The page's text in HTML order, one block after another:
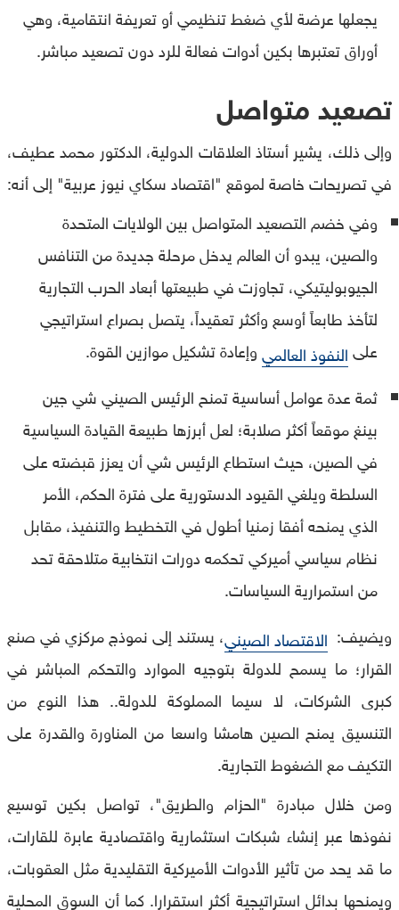
يجعلها عرضة لأي ضغط تنظيمي أو تعريفة انتقامية، وهي
أوراق تعتبرها بكين أدوات فعالة للرد دون تصعيد مباشر.
تصعيد متواصل
وإلى ذلك، يشير أستاذ العلاقات الدولية، الدكتور محمد عطيف،
في تصريحات خاصة لموقع "اقتصاد سكاي نيوز عربية" إلى أنه:
وفي خضم التصعيد المتواصل بين الولايات المتحدة
والصين، يبدو أن العالم يدخل مرحلة جديدة من التنافس
الجيوبوليتيكي، تجاوزت في طبيعتها أبعاد الحرب التجارية
لتأخذ طابعاً أوسع وأكثر تعقيداً، يتصل بصراع استراتيجي
علىالنفوذ العالميوإعادة تشكيل موازين القوة.
ثمة عدة عوامل أساسية تمنح الرئيس الصيني شي جين
بينغ موقعاً أكثر صلابة؛ لعل أبرزها طبيعة القيادة السياسية
في الصين، حيث استطاع الرئيس شي أن يعزز قبضته على
السلطة ويلغي القيود الدستورية على فترة الحكم، الأمر
الذي يمنحه أفقا زمنيا أطول في التخطيط والتنفيذ، مقابل
نظام سياسي أميركي تحكمه دورات انتخابية متلاحقة تحد
من استمرارية السياسات.
ويضيف: الاقتصاد الصيني، يستند إلى نموذج مركزي في صنع
القرار؛ ما يسمح للدولة بتوجيه الموارد والتحكم المباشر في
كبرى الشركات، لا سيما المملوكة للدولة.. هذا النوع من
التنسيق يمنح الصين هامشا واسعا من المناورة والقدرة على
التكيف مع الضغوط التجارية.
ومن خلال مبادرة "الحزام والطريق"، تواصل بكين توسيع
نفوذها عبر إنشاء شبكات استثمارية واقتصادية عابرة للقارات،
ما قد يحد من تأثير الأدوات الأميركية التقليدية مثل العقوبات،
ويمنحها بدائل استراتيجية أكثر استقرارا. كما أن السوق المحلية